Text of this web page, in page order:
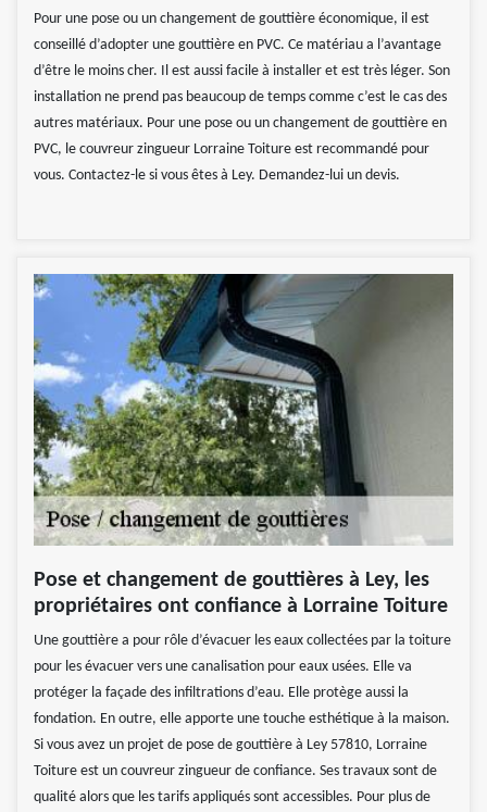
Pour une pose ou un changement de gouttière économique, il est
conseillé d’adopter une gouttière en PVC. Ce matériau a l’avantage
d’être le moins cher. Il est aussi facile à installer et est très léger. Son
installation ne prend pas beaucoup de temps comme c’est le cas des
autres matériaux. Pour une pose ou un changement de gouttière en
PVC, le couvreur zingueur Lorraine Toiture est recommandé pour
vous. Contactez-le si vous êtes à Ley. Demandez-lui un devis.
Pose et changement de gouttières à Ley, les
propriétaires ont confiance à Lorraine Toiture
Une gouttière a pour rôle d’évacuer les eaux collectées par la toiture
pour les évacuer vers une canalisation pour eaux usées. Elle va
protéger la façade des infiltrations d’eau. Elle protège aussi la
fondation. En outre, elle apporte une touche esthétique à la maison.
Si vous avez un projet de pose de gouttière à Ley 57810, Lorraine
Toiture est un couvreur zingueur de confiance. Ses travaux sont de
qualité alors que les tarifs appliqués sont accessibles. Pour plus de